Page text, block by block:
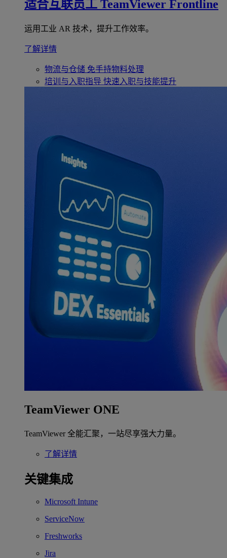
适合互联员工 TeamViewer Frontline
运用工业 AR 技术，提升工作效率。
了解详情
物流与仓储 免手持物料处理
培训与入职指导 快速入职与技能提升
TeamViewer ONE
TeamViewer 全能汇聚，一站尽享强大力量。
了解详情
关键集成
Microsoft Intune
ServiceNow
Freshworks
Jira